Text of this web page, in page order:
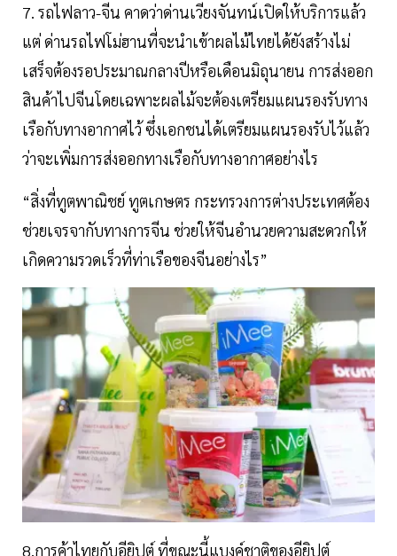
7. รถไฟลาว-จีน คาดว่าด่านเวียงจันทน์เปิดให้บริการแล้ว
แต่ ด่านรถไฟโม่ฮานที่จะนำเข้าผลไม้ไทยได้ยังสร้างไม่
เสร็จต้องรอประมาณกลางปีหรือเดือนมิถุนายน การส่งออก
สินค้าไปจีนโดยเฉพาะผลไม้จะต้องเตรียมแผนรองรับทาง
เรือกับทางอากาศไว้ ซึ่งเอกชนได้เตรียมแผนรองรับไว้แล้ว
ว่าจะเพิ่มการส่งออกทางเรือกับทางอากาศอย่างไร
“สิ่งที่ทูตพาณิชย์ ทูตเกษตร กระทรวงการต่างประเทศต้อง
ช่วยเจรจากับทางการจีน ช่วยให้จีนอำนวยความสะดวกให้
เกิดความรวดเร็วที่ท่าเรือของจีนอย่างไร”
8.การค้าไทยกับอียิปต์ ที่ขณะนี้แบงค์ชาติของอียิปต์